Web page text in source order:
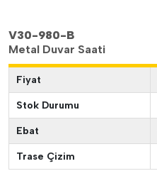
V30-980-B
Metal Duvar Saati
Fiyat
Stok Durumu
Ebat
Trase Çizim